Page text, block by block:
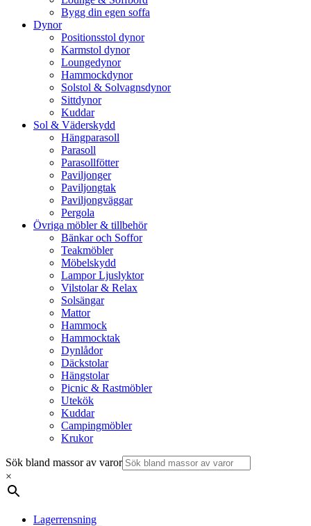
Bygg din egen soffa
Dynor
Positionsstol dynor
Karmstol dynor
Loungedynor
Hammockdynor
Solstol & Solvagnsdynor
Sittdynor
Kuddar
Sol & Väderskydd
Hängparasoll
Parasoll
Parasollfötter
Paviljonger
Paviljongtak
Paviljongväggar
Pergola
Övriga möbler & tillbehör
Bänkar och Soffor
Teakmöbler
Möbelskydd
Lampor Ljuslyktor
Vilstolar & Relax
Solsängar
Mattor
Hammock
Hammocktak
Dynlådor
Däckstolar
Hängstolar
Picnic & Rastmöbler
Utekök
Kuddar
Campingmöbler
Krukor
Sök bland massor av varor
×
Lagerrensning